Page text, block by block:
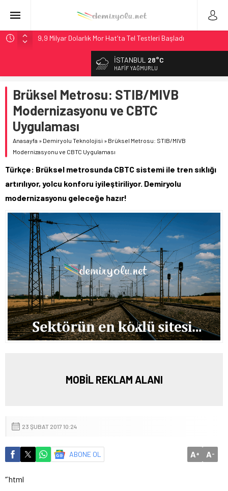
9,9 Milyar Dolarlık Mor Hat’ta Tel Testleri Başladı
Utah’ta 31 Milyon Dolarlık Proje Trafik Çilesini Bitiriyor
Wabtec Brezilya’da 1 Milyar Real’lik PTC Anlaşmasını 2031’e
Kadar Tamamlayacak
ABD’de CREATE Programı 72,4 Milyon Dolarlık Alt Geçidi
Başlattı
Stadler, Austin’e 21 CITYLINK Hafif Raylı Aracı Tedarik
Edecek
İSTANBUL 28°C
HAFIF YAĞMURLU
Brüksel Metrosu: STIB/MIVB
Modernizasyonu ve CBTC
Uygulaması
Anasayfa » Demiryolu Teknolojisi » Brüksel Metrosu: STIB/MIVB
Modernizasyonu ve CBTC Uygulaması
Türkçe: Brüksel metrosunda CBTC sistemi ile tren sıklığı
artırılıyor, yolcu konforu iyileştiriliyor. Demiryolu
modernizasyonu geleceğe hazır!
MOBİL REKLAM ALANI
23 ŞUBAT 2017 10:24
ABONE OL A+ A-
“`html